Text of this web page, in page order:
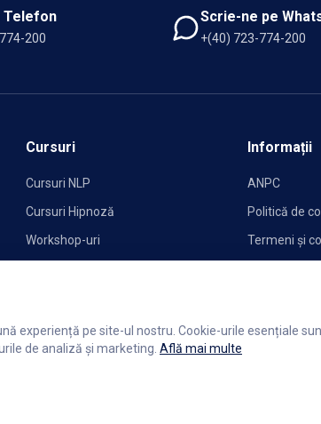
Telefon
200
Scrie-ne pe
+(40) 723-774-200
Cursuri
Cursuri NLP
Cursuri Hipnoză
Workshop-uri
Informații
ANPC
Politică de
Termeni și
experiență pe site-ul nostru. Cookie-urile esențiale
de analiză și marketing. Află mai multe